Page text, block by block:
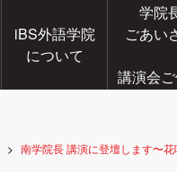
iBS外語学院
について
学院
ごあい
講演会
南学院長 講演に登壇します〜